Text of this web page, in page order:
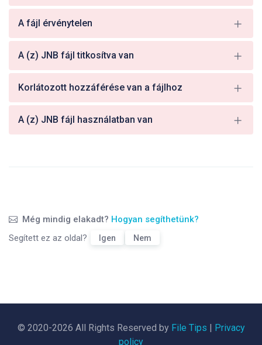
A fájl érvénytelen
A (z) JNB fájl titkosítva van
Korlátozott hozzáférése van a fájlhoz
A (z) JNB fájl használatban van
Még mindig elakadt? Hogyan segíthetünk?
Segített ez az oldal?
Igen Nem
© 2020-2026 All Rights Reserved by File Tips | Privacy
policy